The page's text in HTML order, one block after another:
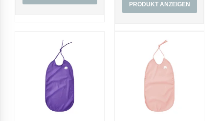
PRODUKT ANZEIGEN